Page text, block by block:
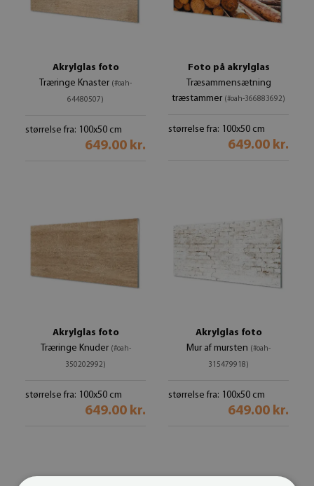
Akrylglas foto
Træringe Knaster (#oah-
64480507)
størrelse fra: 100x50 cm
649.00 kr.
Foto på akrylglas
Træsammensætning
træstammer (#oah-366883692)
størrelse fra: 100x50 cm
649.00 kr.
Akrylglas foto
Træringe Knuder (#oah-
350202992)
størrelse fra: 100x50 cm
649.00 kr.
Akrylglas foto
Mur af mursten (#oah-
315479918)
størrelse fra: 100x50 cm
649.00 kr.